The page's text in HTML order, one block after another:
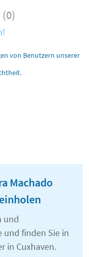
(0)
von Benutzern unserer
Machado
und
und finden Sie in
in Cuxhaven.